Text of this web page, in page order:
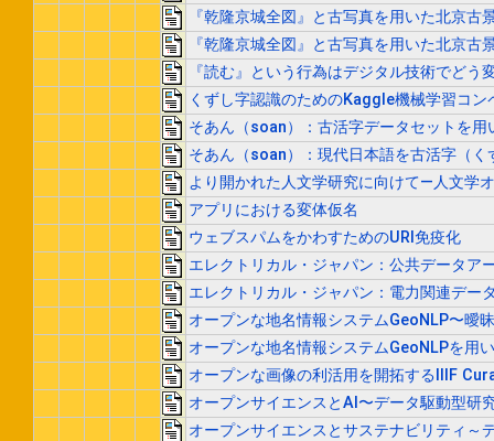
『乾隆京城全図』と古写真を用いた北京古
『乾隆京城全図』と古写真を用いた北京古
『読む』という行為はデジタル技術でどう
くずし字認識のためのKaggle機械学習コ
そあん（soan）：古活字データセットを
そあん（soan）：現代日本語を古活字（
より開かれた人文学研究に向けて—人文学
アプリにおける変体仮名
ウェブスパムをかわすためのURI免疫化
エレクトリカル・ジャパン：公共データア
エレクトリカル・ジャパン：電力関連デー
オープンな地名情報システムGeoNLP〜曖
オープンな地名情報システムGeoNLPを用
オープンな画像の利活用を開拓するIIIF
オープンサイエンスとAI〜データ駆動型研
オープンサイエンスとサステナビリティ～